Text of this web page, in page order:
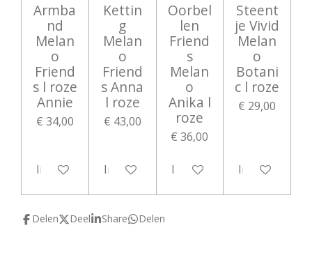
Armba
nd
Melan
o
Friend
s l roze
Annie
€ 34,00
In winkelwagen
Kettin
g
Melan
o
Friend
s Anna
l roze
€ 43,00
In winkelwagen
Oorbel
len
Friend
s
Melan
o
Anika l
roze
€ 36,00
In winkelwagen
Steent
je Vivid
Melan
o
Botani
c l roze
€ 29,00
In
Delen Deel Share Delen